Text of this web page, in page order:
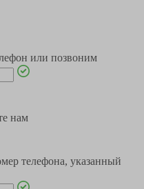
или позвоним
нам
телефона, указанный